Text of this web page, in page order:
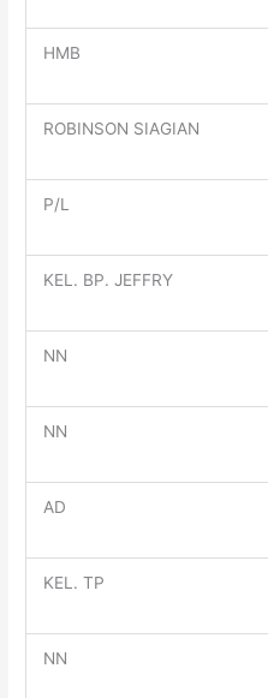
HMB
ROBINSON SIAGIAN
P/L
KEL. BP. JEFFRY
NN
NN
AD
KEL. TP
NN